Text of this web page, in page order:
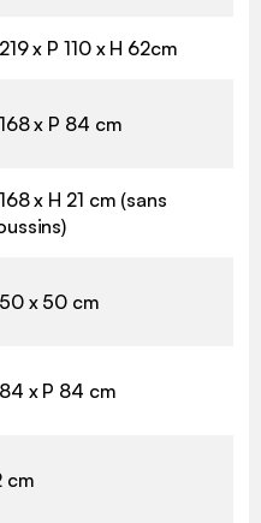
x P 110 x H 62cm
x P 84 cm
x H 21 cm (sans
x 50 cm
x P 84 cm
cm